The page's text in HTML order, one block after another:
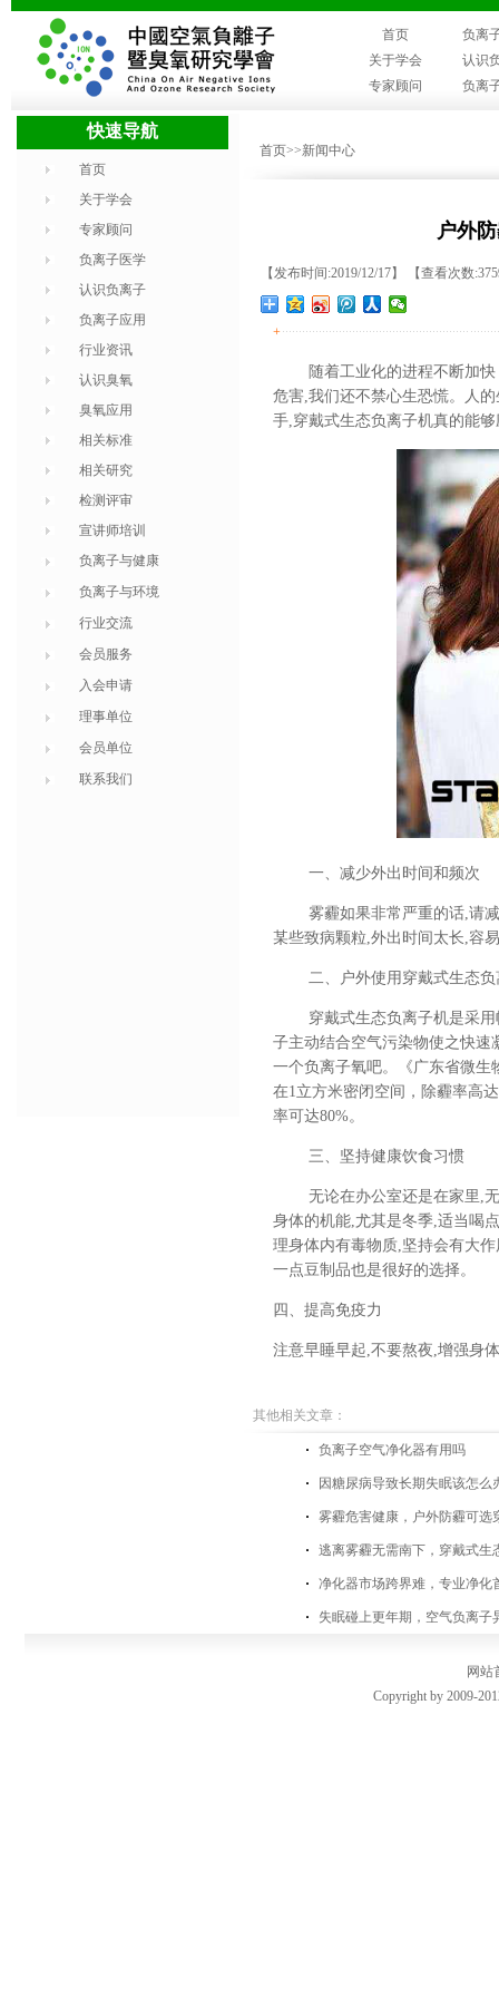
首页
负离
关于学会
认识
专家顾问
负离
快速导航
首页
关于学会
专家顾问
负离子医学
认识负离子
负离子应用
行业资讯
认识臭氧
臭氧应用
相关标准
相关研究
检测评审
宣讲师培训
负离子与健康
负离子与环境
行业交流
会员服务
入会申请
理事单位
会员单位
联系我们
首页>>新闻中心
户外
【发布时间:2019/12/17】 【查看次数
+
随着工业化的进程不断加
危害,我们还不禁心生恐慌。人
手,穿戴式生态负离子机真的能够
一、减少外出时间和频次
雾霾如果非常严重的话,请
某些致病颗粒,外出时间太长,容
二、户外使用穿戴式生态
穿戴式生态负离子机是采
子主动结合空气污染物使之快速
一个负离子氧吧。《广东省微生
在1立方米密闭空间，除霾率高达
率可达80%。
三、坚持健康饮食习惯
无论在办公室还是在家里 ,
身体的机能,尤其是冬季,适当喝
理身体内有毒物质,坚持会有大
一点豆制品也是很好的选择。
四、提高免疫力
注意早睡早起,不要熬夜,增强身
其他相关文章：
负离子空气净化器有用吗
因糖尿病导致长期失眠该怎么
雾霾危害健康，户外防霾可选
逃离雾霾无需南下，穿戴式生
净化器市场跨界难，专业净化
失眠碰上更年期，空气负离子
网站
Copyright by 2009-